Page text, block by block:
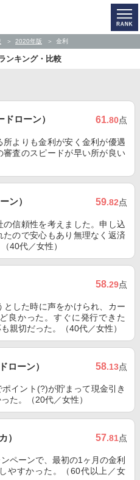
2020年版 金利
ンキング・比較
ローン） 61.80点
よりも金利が安く金利が優遇
査のスピードが早い所が良い
ン） 59.82点
信頼性を考えました。申し込
ので安心もあり無理なく返済
40代／女性）
58.29点
した時に声をかけられ、カー
良かった。すぐに発行できた
親切だった。（40代／女性）
ローン） 58.13点
イント(?)が貯まって現金引き
た。（20代／女性）
） 57.81点
ペーンで、最初の1ヶ月の金利
やすかった。（60代以上／女